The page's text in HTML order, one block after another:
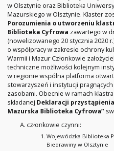
w Olsztynie oraz Biblioteka
Mazurskiego w Olsztynie. Klaster
Porozumienia o utworzeniu
Biblioteka Cyfrowa zawartego w
(nowelizowanego 20 stycznia 2020
o współpracy w zakresie ochrony
Warmii i Mazur Członkowie
techniczne możliwości kolejnym
w regionie wspólna platforma
stowarzyszeń i instytucji
zasobami. Obecnie w ramach
składanej Deklaracji
Mazurska Biblioteka Cyfrowa”
członkowie czynni:
Wojewódzka Biblioteka
Biedrawiny w Olsztynie